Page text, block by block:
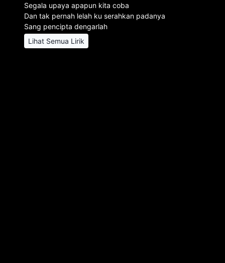
Segala upaya apapun kita coba
Dan tak pernah lelah ku serahkan padanya
Sang pencipta dengarlah
Lihat Semua Lirik